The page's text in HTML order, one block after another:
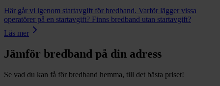
Här går vi igenom startavgift för bredband. Varför lägger vissa
operatörer på en startavgift? Finns bredband utan startavgift?
Läs mer
Jämför bredband på din adress
Se vad du kan få för bredband hemma, till det bästa priset!